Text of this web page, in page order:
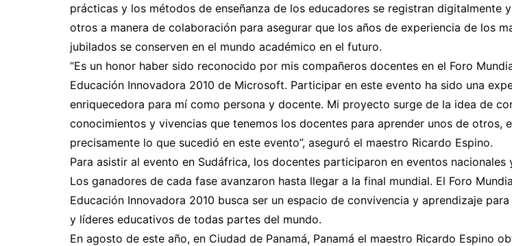
prácticas y los métodos de enseñanza de los educadores se registran digitalmente
otros a manera de colaboración para asegurar que los años de experiencia de los
jubilados se conserven en el mundo académico en el futuro.
“Es un honor haber sido reconocido por mis compañeros docentes en el Foro
Educación Innovadora 2010 de Microsoft. Participar en este evento ha sido una
enriquecedora para mí como persona y docente. Mi proyecto surge de la idea de
conocimientos y vivencias que tenemos los docentes para aprender unos de otros,
precisamente lo que sucedió en este evento”, aseguró el maestro Ricardo Espino.
Para asistir al evento en Sudáfrica, los docentes participaron en eventos nacionales
Los ganadores de cada fase avanzaron hasta llegar a la final mundial. El Foro
Educación Innovadora 2010 busca ser un espacio de convivencia y aprendizaje
y líderes educativos de todas partes del mundo.
En agosto de este año, en Ciudad de Panamá, Panamá el maestro Ricardo Espino